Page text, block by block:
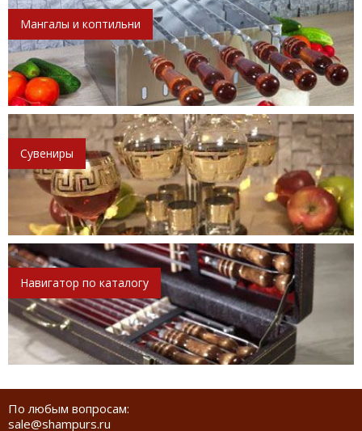
Мангалы и коптильни
Сувениры
Навигатор по каталогу
По любым вопросам:
sale@shampurs.ru